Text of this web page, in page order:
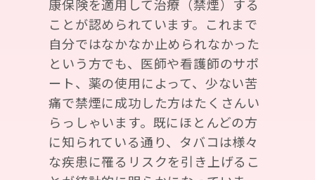
康保険を適用して治療（禁煙）する
ことが認められています。これまで
自分ではなかなか止められなかった
という方でも、医師や看護師のサポ
ート、薬の使用によって、少ない苦
痛で禁煙に成功した方はたくさんい
らっしゃいます。既にほとんどの方
に知られている通り、タバコは様々
な疾患に罹るリスクを引き上げるこ